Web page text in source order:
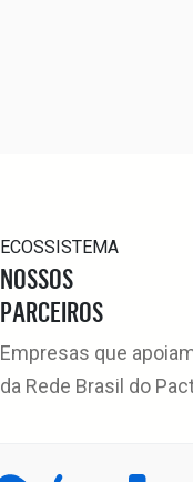
ECOSSISTEMA
NOSSOS
PARCEIROS
Empresas que
da Rede Brasil do